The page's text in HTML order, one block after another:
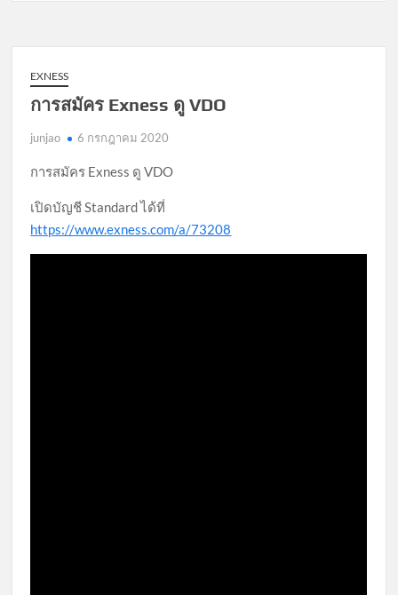
เบื้อง
กับ
ที่
–
5
EXNESS
การสมัคร Exness ดู VDO
junjao 6 กรกฎาคม 2020
การสมัคร Exness ดู VDO
เปิดบัญชี Standard ได้ที่
https://www.exness.com/a/73208